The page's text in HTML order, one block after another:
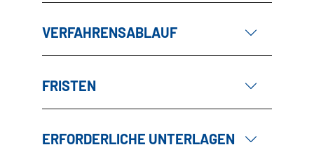
VERFAHRENSABLAUF
FRISTEN
ERFORDERLICHE UNTERLAGEN